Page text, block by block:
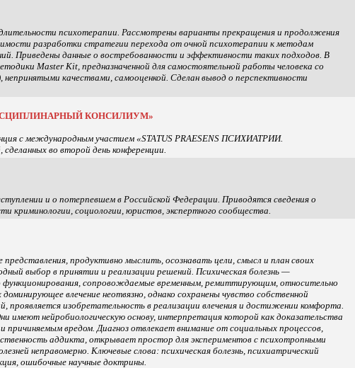
психотерапии. Рассмотрены варианты прекращения и продолжения
разработки стратегии перехода от очной психотерапии к методам
Приведены данные о востребованности и эффективности таких подходов. В
Master Kit, предназначенной для самостоятельной работы человека со
качествами, самооценкой. Сделан вывод о перспективности
КОНСИЛИУМ»
с международным участием «STATUS PRAESENS ПСИХИАТРИИ.
во второй день конференции.
и о потерпевшем в Российской Федерации. Приводятся сведения о
криминологии, социологии, юристов, экспертного сообщества.
продуктивно мыслить, осознавать цели, смысл и план своих
выбор в принятии и реализации решений. Психическая болезнь —
функционирования, сопровождаемые временным, ремиттирующим, относительно
влечение неотвязно, однако сохранены чувство собственной
изобретательность в реализации влечения и достижении комфорта.
имеют нейробиологическую основу, интерпретация которой как доказательства
вредом. Диагноз отвлекает внимание от социальных процессов,
аддикта, открывает простор для экспериментов с психотропными
неправомерно. Ключевые слова: психическая болезнь, психиатрический
ошибочные научные доктрины.